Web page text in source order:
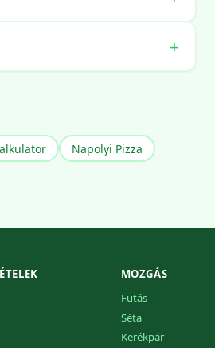
Napolyi Pizza
MOZGÁS
Futás
Séta
Kerékpár